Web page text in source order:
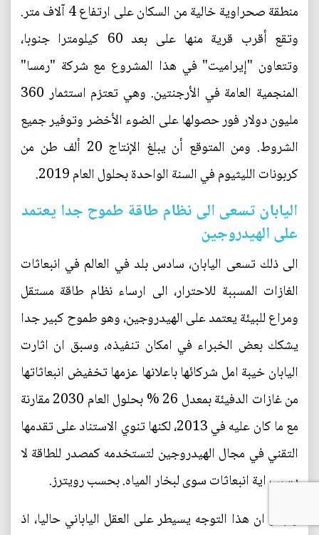
منطقة صحراوية خالية من السكان على ارتفاع 4 آلاف متر.
وتقع أقرب قرية منها على بعد 60 كيلومترا جنوبا،
وتتعاون "إيراميت" في هذا المشروع مع شركة "رمسا"
المنجمية العامة في الأرجنتين. وهي تعتزم استثمار 360
مليون دولار فور حصولها على الضوء الأخضر وتوفير جميع
الشروط. ومن المتوقع أن يبلغ الإنتاج 20 ألف طن من
كربونات الليثيوم في السنة الواحدة بحلول العام 2019.
اليابان تسعى الى نظام طاقة طموح جدا يعتمد
على الهيدروجين
الى ذلك تسعى اليابان، سادس بلد في العالم في انبعاثات
الغازات المسببة للاحترار، الى ارساء نظام طاقة مستقل
ومراع للبيئة يعتمد على الهيدروجين، وهو طموح كبير جدا
يشكك بعض الخبراء في امكان تنفيذه، وسبق ان اثارت
اليابان خيبة امل شركائها باعلانها عزمها تخفيض انبعاثاتها
من غازات الدفيئة بمعدل 26 % بحلول العام 2030 مقارنة
مع ما كان عليه في 2013، لكنها تنوي الاستناد على تقدمها
التقني في مجال الهيدروجين لتستخدمه كمصدر للطاقة لا
يسبب اية انبعاثات سوى لبخار المياه. بحسب رويترز.
ويبدو ان هذا التوجه يسيطر على العقل الياباني حاليا، اذ